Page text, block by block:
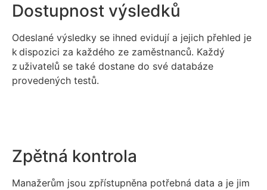
Dostupnost výsledků
Odeslané výsledky se ihned evidují a jejich přehled je
k dispozici za každého ze zaměstnanců. Každý
z uživatelů se také dostane do své databáze
provedených testů.
Zpětná kontrola
Manažerům jsou zpřístupněna potřebná data a je jim